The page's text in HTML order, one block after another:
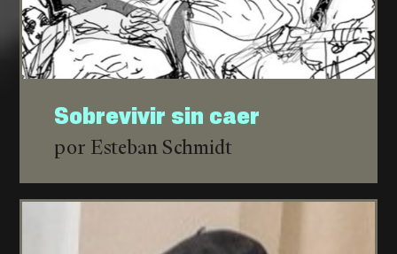
Sobrevivir sin caer
por Esteban Schmidt